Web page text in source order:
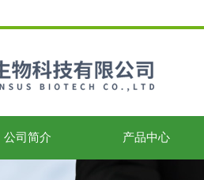
公司简介 产品中心